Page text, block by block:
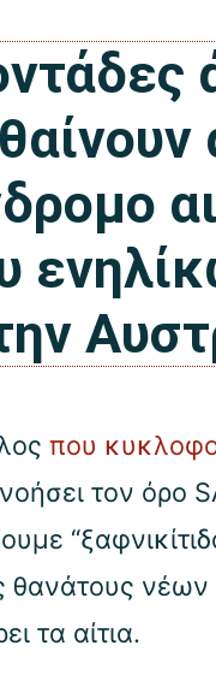
που
τον όρο
θανάτους
τα αίτια.